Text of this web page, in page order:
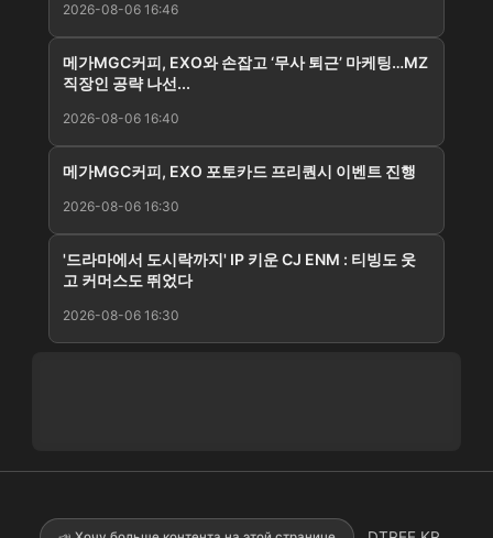
2026-08-06 16:46
메가MGC커피, EXO와 손잡고 ‘무사 퇴근’ 마케팅…MZ
직장인 공략 나선...
2026-08-06 16:40
메가MGC커피, EXO 포토카드 프리퀀시 이벤트 진행
2026-08-06 16:30
'드라마에서 도시락까지' IP 키운 CJ ENM : 티빙도 웃
고 커머스도 뛰었다
2026-08-06 16:30